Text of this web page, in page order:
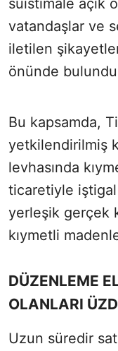
vatandaşlar ve
iletilen
önünde
Bu kapsamda,
yetkilendirilmiş
levhasında
ticaretiyle
yerleşik gerçek
kıymetli
DÜZENLEME
OLANLARI
Uzun süredir